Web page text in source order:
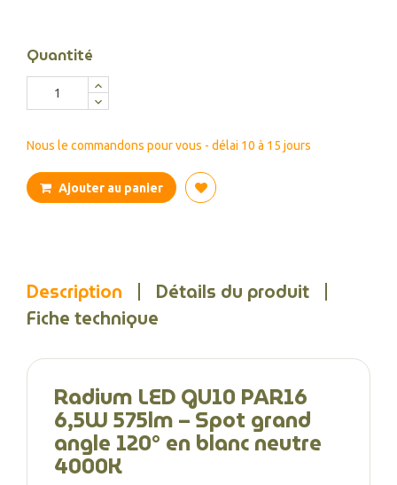
Quantité
Nous le commandons pour vous - délai 10 à 15 jours
Ajouter au panier
Description
Détails du produit
Fiche technique
Radium LED GU10 PAR16
6,5W 575lm – Spot grand
angle 120° en blanc neutre
4000K